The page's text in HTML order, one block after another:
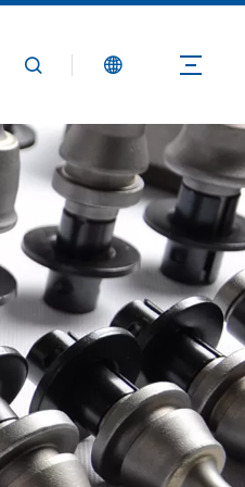
Свяжитесь с нами